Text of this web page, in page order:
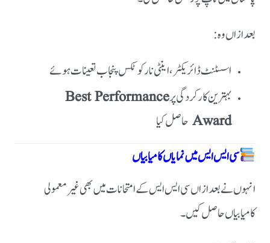
بعد ازاں وہ:
اسسٹنٹ ڈائریکٹر، اینٹی نارکوٹکس پنجاب تعینات ہوئے
بہترین کارکردگی پرBest Performance
Award حاصل کیا
سی ایس ایس میں نمایاں کامیابیاں
انہوں نے بعد ازاں سی ایس ایس کے امتحانات میں بھی غیر معمولی
کامیابیاں حاصل کیں۔